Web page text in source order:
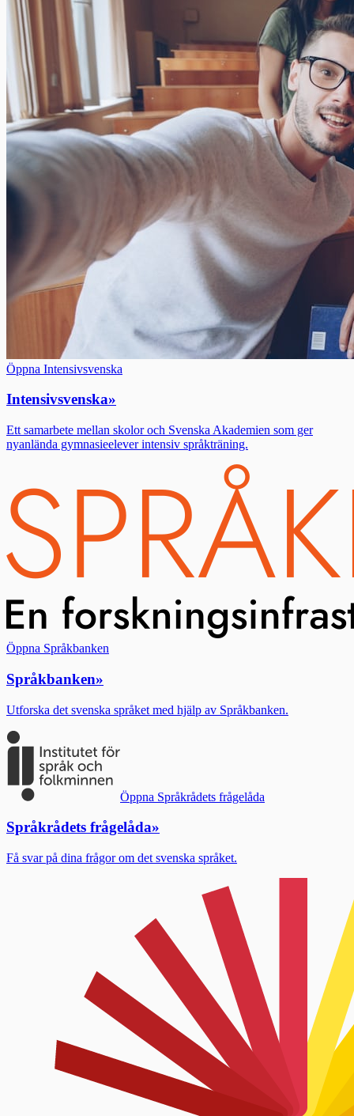
Öppna Intensivsvenska
Intensivsvenska»
Ett samarbete mellan skolor och Svenska Akademien som ger
nyanlända gymnasieelever intensiv språkträning.
Öppna Språkbanken
Språkbanken»
Utforska det svenska språket med hjälp av Språkbanken.
Öppna Språkrådets frågelåda
Språkrådets frågelåda»
Få svar på dina frågor om det svenska språket.